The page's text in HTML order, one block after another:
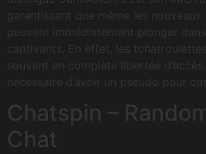
garantissant que même les nouveaux
peuvent immédiatement plonger
captivants. En effet, les
souvent en complète libertée d’accès,
nécessaire d’avoir un pseudo pour
Chatspin –
Chat